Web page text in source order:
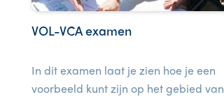
VOL-VCA examen
In dit examen laat je zien hoe je een
voorbeeld kunt zijn op het gebied van